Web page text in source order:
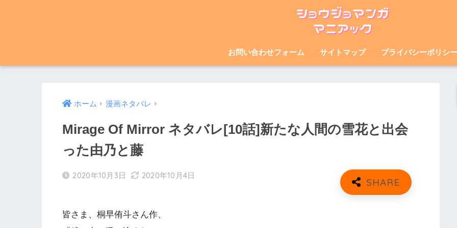
お問い合わせフォーム サイトマップ プライバシーポリシー
ホーム 漫画ネタバレ
Mirage Of Mirror ネタバレ[10話]新たな人間の雪花と出会
った由乃と藤
2020年10月3日 2020年10月4日
皆さま、桐早侑斗さん作、